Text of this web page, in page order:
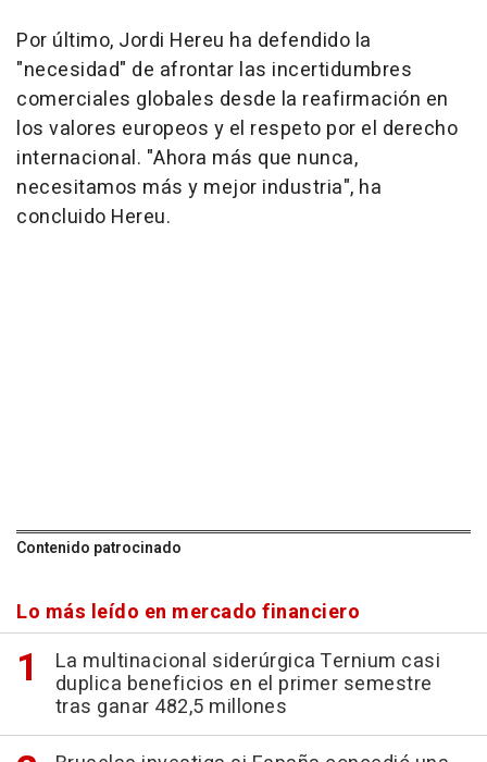
Por último, Jordi Hereu ha defendido la
"necesidad" de afrontar las incertidumbres
comerciales globales desde la reafirmación en
los valores europeos y el respeto por el derecho
internacional. "Ahora más que nunca,
necesitamos más y mejor industria", ha
concluido Hereu.
Contenido patrocinado
Lo más leído en mercado financiero
La multinacional siderúrgica Ternium casi
duplica beneficios en el primer semestre
tras ganar 482,5 millones